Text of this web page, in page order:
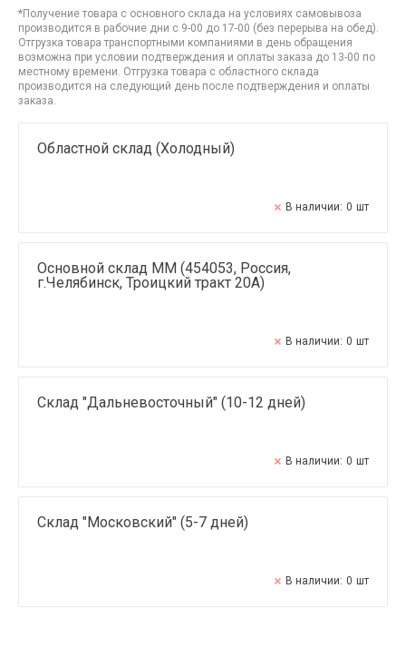
*Получение товара с основного склада на условиях самовывоза
производится в рабочие дни с 9-00 до 17-00 (без перерыва на обед).
Отгрузка товара транспортными компаниями в день обращения
возможна при условии подтверждения и оплаты заказа до 13-00 по
местному времени. Отгрузка товара с областного склада
производится на следующий день после подтверждения и оплаты
заказа.
Областной склад (Холодный)
В наличии: 0 шт
Основной склад ММ (454053, Россия,
г.Челябинск, Троицкий тракт 20А)
В наличии: 0 шт
Склад "Дальневосточный" (10-12 дней)
В наличии: 0 шт
Склад "Московский" (5-7 дней)
В наличии: 0 шт